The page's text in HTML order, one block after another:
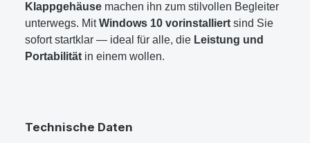
Klappgehäuse machen ihn zum stilvollen Begleiter
unterwegs. MitWindows 10 vorinstalliert sind Sie
sofort startklar — ideal für alle, die Leistung und
Portabilität in einem wollen.
Technische Daten